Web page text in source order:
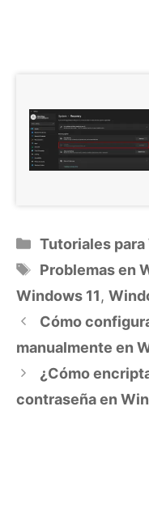
Categorías
Tutoriales para
Etiquetas
Problemas en
Windows 11,
Cómo
manualmente en
¿Cómo
contraseña en